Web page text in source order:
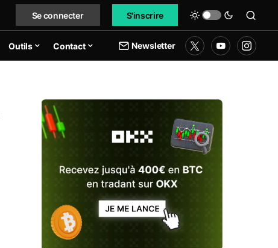
Se connecter S'inscrire
Outils Contact Newsletter